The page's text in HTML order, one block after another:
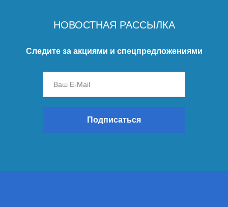
НОВОСТНАЯ РАССЫЛКА
Следите за акциями и спецпредложениями
Подписаться